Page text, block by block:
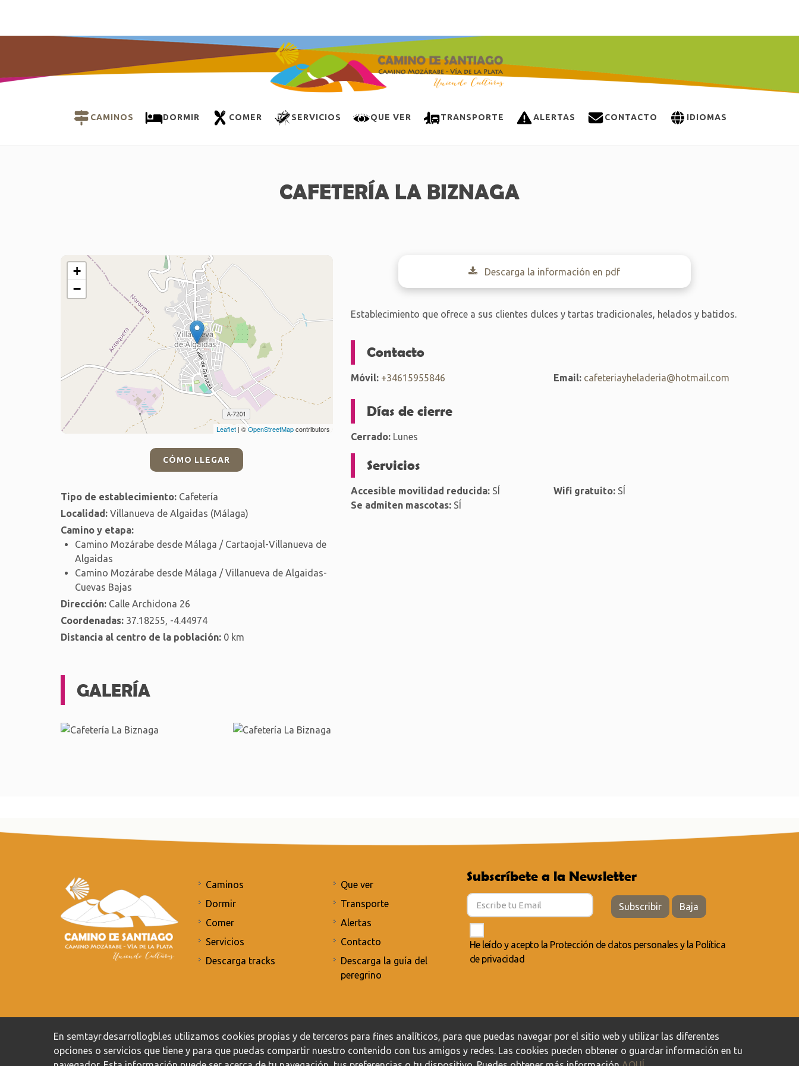
CAMINOS DORMIR COMER SERVICIOS QUE VER TRANSPORTE ALERTAS CONTACTO IDIOMAS
CAFETERÍA LA BIZNAGA
+
−
Leaflet| ©OpenStreetMapcontributors
CÓMO LLEGAR
Tipo de establecimiento: Cafetería
Localidad: Villanueva de Algaidas (Málaga)
Camino y etapa:
Camino Mozárabe desde Málaga / Cartaojal-Villanueva de
Algaidas
Camino Mozárabe desde Málaga / Villanueva de Algaidas-
Cuevas Bajas
Dirección: Calle Archidona 26
Coordenadas: 37.18255, -4.44974
Distancia al centro de la población: 0 km
Descarga la información en pdf
Establecimiento que ofrece a sus clientes dulces y tartas tradicionales, helados y batidos.
Contacto
Móvil: +34615955846 Email: cafeteriayheladeria@hotmail.com
Días de cierre
Cerrado:Lunes
Servicios
Accesible movilidad reducida:SÍ Wifi gratuito:SÍ
Se admiten mascotas:SÍ
GALERÍA
Caminos
Dormir
Comer
Servicios
Descarga tracks
Que ver
Transporte
Alertas
Contacto
Descarga la guía del
peregrino
Subscríbete a la Newsletter
Subscribir Baja
He leído y acepto la Protección de datos personales y la Política
de privacidad
En semtayr.desarrollogbl.es utilizamos cookies propias y de terceros para fines analíticos, para que puedas navegar por el sitio web y utilizar las diferentes
opciones o servicios que tiene y para que puedas compartir nuestro contenido con tus amigos y redes. Las cookies pueden obtener o guardar información en tu